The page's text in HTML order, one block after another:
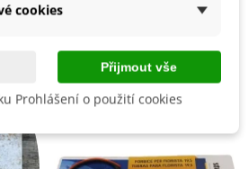
cookies
Přijmout vše
Prohlášení o použití cookies